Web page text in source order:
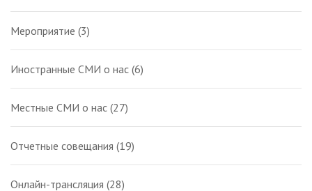
Мероприятие (3)
Иностранные СМИ о нас (6)
Местные СМИ о нас (27)
Отчетные совещания (19)
Онлайн-трансляция (28)